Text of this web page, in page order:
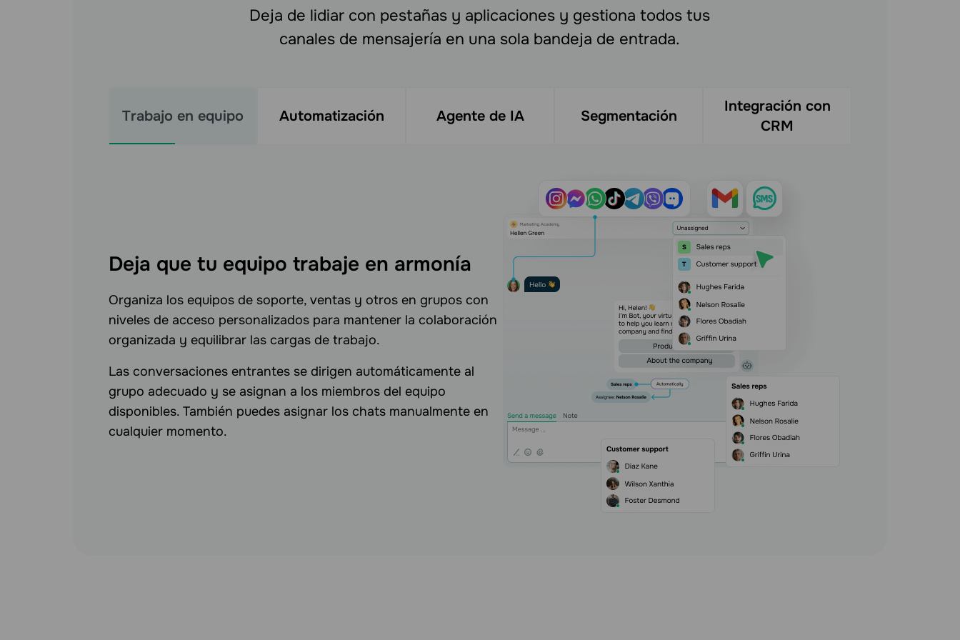
Deja de lidiar con pestañas y aplicaciones y gestiona todos tus
canales de mensajería en una sola bandeja de entrada.
Trabajo en equipo Automatización Agente de IA Segmentación
Integración con
CRM
Deja que tu equipo trabaje en armonía
Organiza los equipos de soporte, ventas y otros en grupos con
niveles de acceso personalizados para mantener la colaboración
organizada y equilibrar las cargas de trabajo.
Las conversaciones entrantes se dirigen automáticamente al
grupo adecuado y se asignan a los miembros del equipo
disponibles. También puedes asignar los chats manualmente en
cualquier momento.